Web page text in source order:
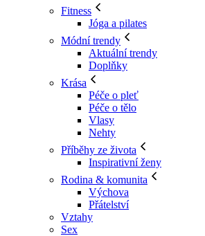
Fitness
Jóga a pilates
Módní trendy
Aktuální trendy
Doplňky
Krása
Péče o pleť
Péče o tělo
Vlasy
Nehty
Příběhy ze života
Inspirativní ženy
Rodina & komunita
Výchova
Přátelství
Vztahy
Sex